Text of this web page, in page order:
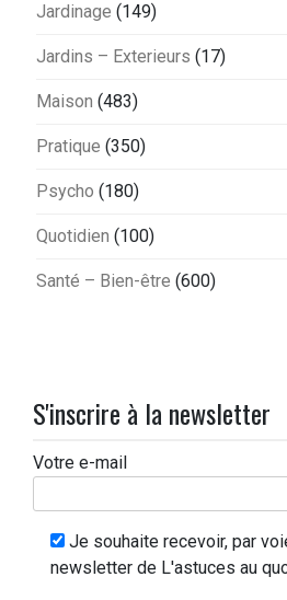
Jardinage (149)
Jardins – Exterieurs (17)
Maison (483)
Pratique (350)
Psycho (180)
Quotidien (100)
Santé – Bien-être (600)
S'inscrire à la newsletter
Votre e-mail
Je souhaite recevoir, par
newsletter de L'astuces au